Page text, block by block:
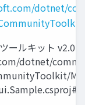
dotnet/
ールキット
dotnet/